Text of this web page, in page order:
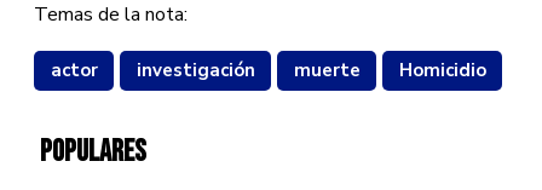
Temas de la nota:
actor investigación muerte Homicidio
POPULARES